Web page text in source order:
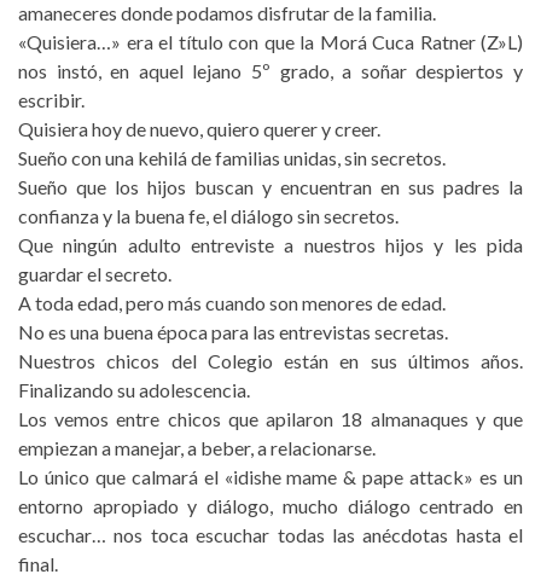
amaneceres donde podamos disfrutar de la familia.
«Quisiera…» era el título con que la Morá Cuca Ratner (Z»L)
nos instó, en aquel lejano 5º grado, a soñar despiertos y
escribir.
Quisiera hoy de nuevo, quiero querer y creer.
Sueño con una kehilá de familias unidas, sin secretos.
Sueño que los hijos buscan y encuentran en sus padres la
confianza y la buena fe, el diálogo sin secretos.
Que ningún adulto entreviste a nuestros hijos y les pida
guardar el secreto.
A toda edad, pero más cuando son menores de edad.
No es una buena época para las entrevistas secretas.
Nuestros chicos del Colegio están en sus últimos años.
Finalizando su adolescencia.
Los vemos entre chicos que apilaron 18 almanaques y que
empiezan a manejar, a beber, a relacionarse.
Lo único que calmará el «idishe mame & pape attack» es un
entorno apropiado y diálogo, mucho diálogo centrado en
escuchar… nos toca escuchar todas las anécdotas hasta el
final.